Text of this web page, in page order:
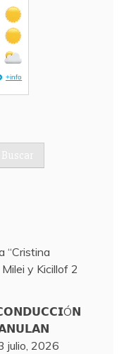
Buscar
“Cristina
y Kicillof 2
julio, 2026